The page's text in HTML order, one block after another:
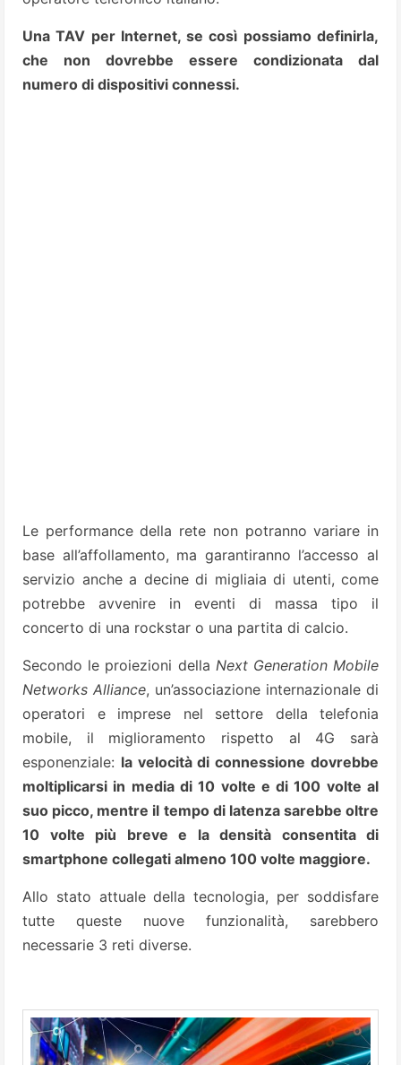
Una TAV per Internet, se così possiamo definirla,
che non dovrebbe essere condizionata dal
numero di dispositivi connessi.
Le performance della rete non potranno variare in
base all’affollamento, ma garantiranno l’accesso al
servizio anche a decine di migliaia di utenti, come
potrebbe avvenire in eventi di massa tipo il
concerto di una rockstar o una partita di calcio.
Secondo le proiezioni della Next Generation Mobile
Networks Alliance, un’associazione internazionale di
operatori e imprese nel settore della telefonia
mobile, il miglioramento rispetto al 4G sarà
esponenziale: la velocità di connessione dovrebbe
moltiplicarsi in media di 10 volte e di 100 volte al
suo picco, mentre il tempo di latenza sarebbe oltre
10 volte più breve e la densità consentita di
smartphone collegati almeno 100 volte maggiore.
Allo stato attuale della tecnologia, per soddisfare
tutte queste nuove funzionalità, sarebbero
necessarie 3 reti diverse.